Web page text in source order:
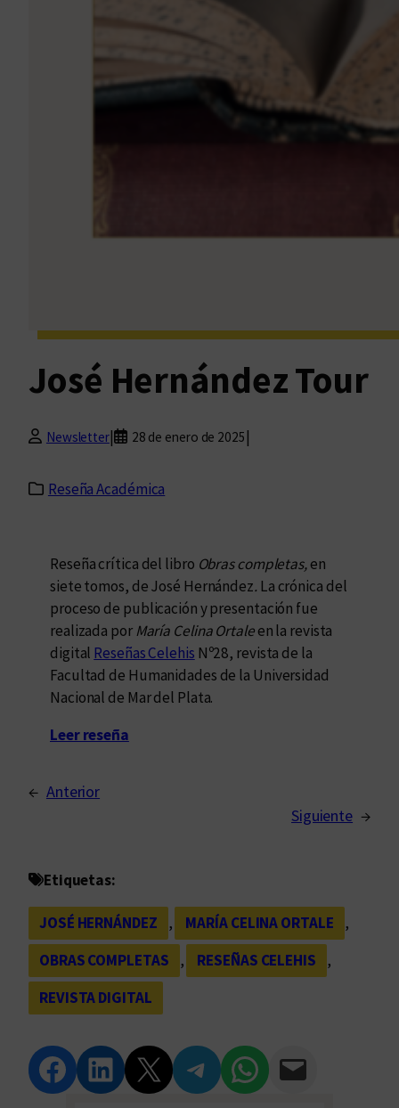
José Hernández Tour
Newsletter| 28 de enero de 2025 |
Reseña Académica
Reseña crítica del libro Obras completas,en
siete tomos, de José Hernández. La crónica del
proceso de publicación y presentación fue
realizada porMaría Celina Ortaleen la revista
digital Reseñas Celehis Nº28, revista de la
Facultad de Humanidades de la Universidad
Nacional de Mar del Plata.
Leer reseña
← Anterior
Siguiente →
Etiquetas:
JOSÉ HERNÁNDEZ , MARÍA CELINA ORTALE
,
OBRAS COMPLETAS
, RESEÑAS CELEHIS
,
REVISTA DIGITAL
Compartir en Facebook Compartir en LinkedIn Compartir en Twitter Compartir en Telegram Compartir en WhatsApp Compartir vía Email